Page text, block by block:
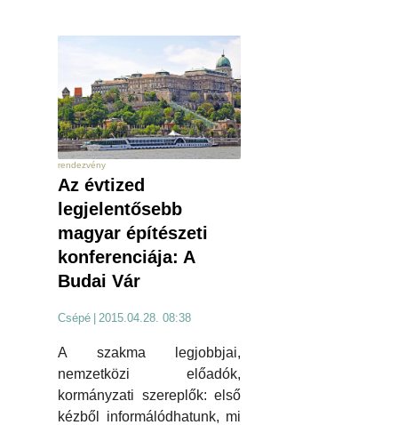
rendezvény
Az évtized
legjelentősebb
magyar építészeti
konferenciája: A
Budai Vár
Csépé | 2015.04.28. 08:38
A szakma legjobbjai,
nemzetközi előadók,
kormányzati szereplők: első
kézből informálódhatunk, mi